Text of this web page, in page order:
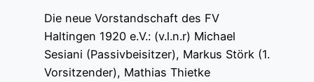
Die neue Vorstandschaft des FV
Haltingen 1920 e.V.: (v.l.n.r) Michael
Sesiani (Passivbeisitzer), Markus Störk (1.
Vorsitzender), Mathias Thietke